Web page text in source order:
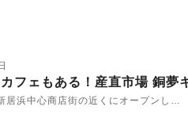
フェもある！産直市場 銅夢
居浜中心商店街の近くにオープンし…